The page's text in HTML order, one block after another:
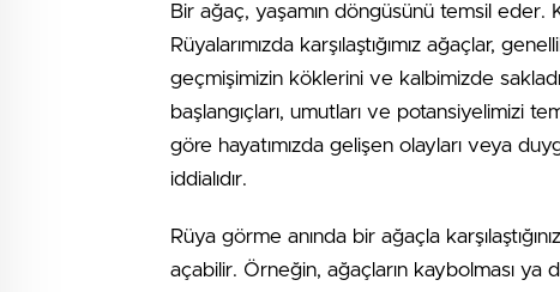
Bir ağaç, yaşamın döngüsünü temsil eder.
Rüyalarımızda karşılaştığımız ağaçlar,
geçmişimizin köklerini ve kalbimizde
başlangıçları, umutları ve potansiyelimizi
göre hayatımızda gelişen olayları veya
iddialıdır.
Rüya görme anında bir ağaçla
açabilir. Örneğin, ağaçların kaybolması ya